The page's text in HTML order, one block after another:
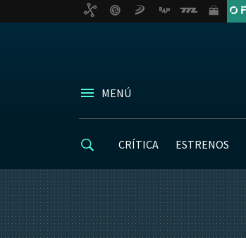
MENÚ
CRÍTICA ESTRENOS